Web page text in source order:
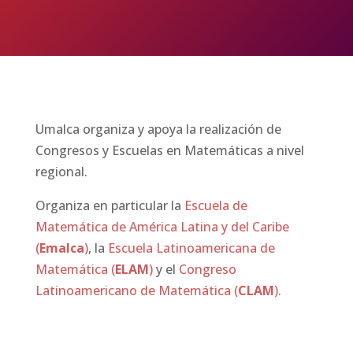
Umalca organiza y apoya la realización de
Congresos y Escuelas en Matemáticas a nivel
regional.
Organiza en particular la Escuela de
Matemática de América Latina y del Caribe
(Emalca), la Escuela Latinoamericana de
Matemática (ELAM)y el Congreso
Latinoamericano de Matemática (CLAM).